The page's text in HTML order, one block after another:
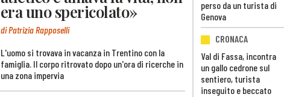
era uno spericolato»
di Patrizia Rapposelli
L'uomo si trovava in vacanza in Trentino con la
famiglia. Il corpo ritrovato dopo un'ora di ricerche in
una zona impervia
perso da un turista di
Genova
CRONACA
Val di Fassa, incontra
un gallo cedrone sul
sentiero, turista
inseguito e beccato